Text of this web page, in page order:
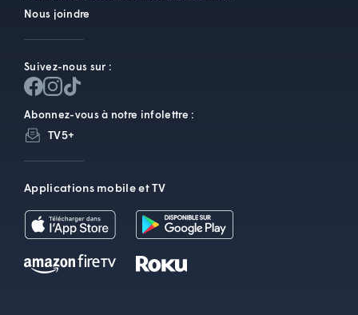
Nous joindre
Suivez-nous sur :
Abonnez-vous à notre infolettre :
TV5+
Applications mobile et TV